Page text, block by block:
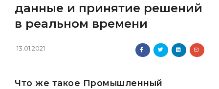
данные и принятие решений
в реальном времени
13.01.2021
Что же такое Промышленный